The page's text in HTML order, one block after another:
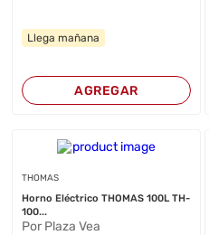
Llega mañana
AGREGAR
THOMAS
Horno Eléctrico THOMAS 100L TH-
100...
Por Plaza Vea